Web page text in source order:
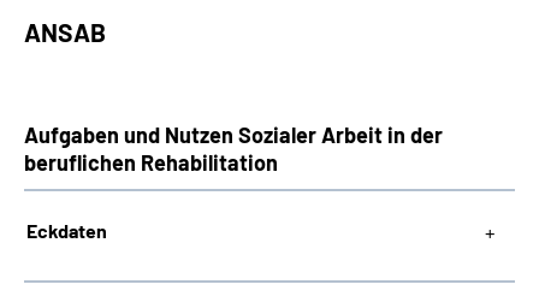
ANSAB
Aufgaben und Nutzen Sozialer Arbeit in der
beruflichen Rehabilitation
Eckdaten